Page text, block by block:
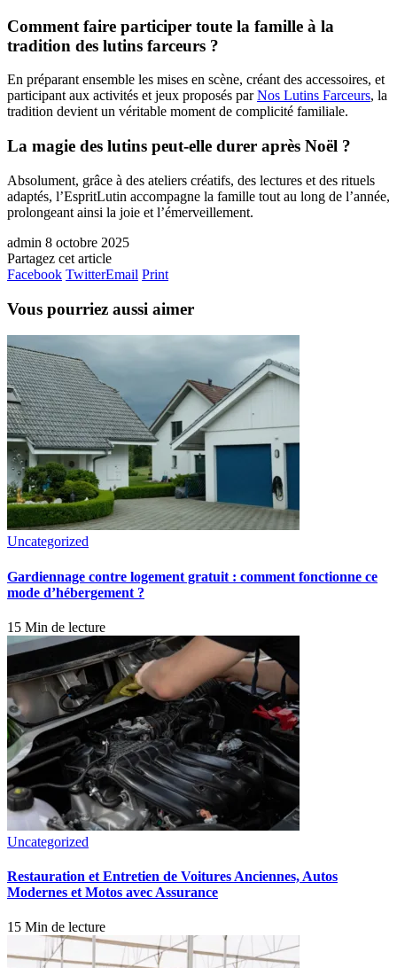
Comment faire participer toute la famille à la
tradition des lutins farceurs ?
En préparant ensemble les mises en scène, créant des accessoires, et
participant aux activités et jeux proposés parNos Lutins Farceurs, la
tradition devient un véritable moment de complicité familiale.
La magie des lutins peut-elle durer après Noël ?
Absolument, grâce à des ateliers créatifs, des lectures et des rituels
adaptés, l’EspritLutin accompagne la famille tout au long de l’année,
prolongeant ainsi la joie et l’émerveillement.
admin 8 octobre 2025
Partagez cet article
Facebook TwitterEmail Print
Vous pourriez aussi aimer
Uncategorized
Gardiennage contre logement gratuit : comment fonctionne ce
mode d’hébergement ?
15 Min de lecture
Uncategorized
Restauration et Entretien de Voitures Anciennes, Autos
Modernes et Motos avec Assurance
15 Min de lecture